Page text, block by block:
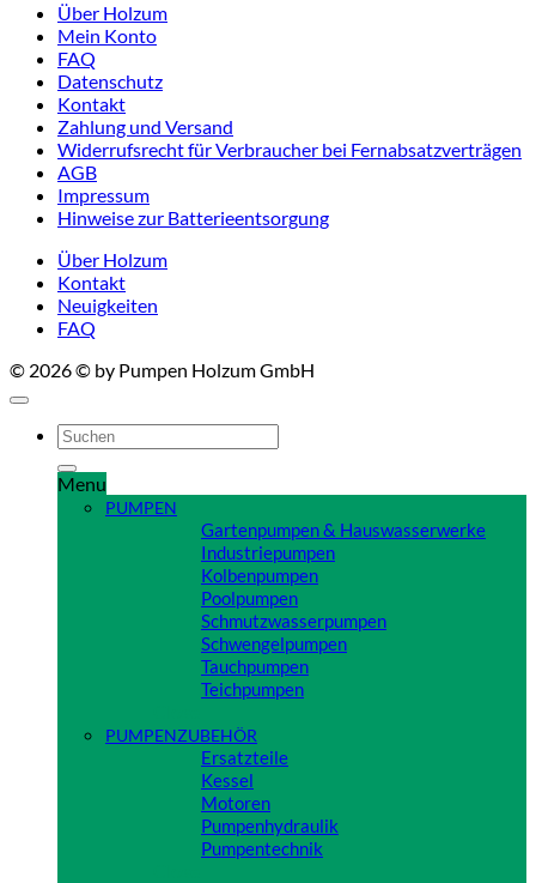
Über Holzum
Mein Konto
FAQ
Datenschutz
Kontakt
Zahlung und Versand
Widerrufsrecht für Verbraucher bei Fernabsatzverträgen
AGB
Impressum
Hinweise zur Batterieentsorgung
Über Holzum
Kontakt
Neuigkeiten
FAQ
© 2026 © by Pumpen Holzum GmbH
Suchen
nach:
Menu
PUMPEN
Gartenpumpen & Hauswasserwerke
Industriepumpen
Kolbenpumpen
Poolpumpen
Schmutzwasserpumpen
Schwengelpumpen
Tauchpumpen
Teichpumpen
PUMPENZUBEHÖR
Ersatzteile
Kessel
Motoren
Pumpenhydraulik
Pumpentechnik